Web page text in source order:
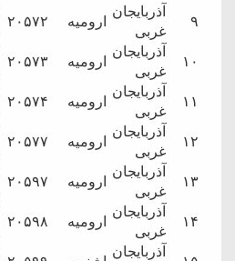
۹
آذربایجان
غربی
ارومیه ۲۰۵۷۲
۱۰
آذربایجان
غربی
ارومیه ۲۰۵۷۳
۱۱
آذربایجان
غربی
ارومیه ۲۰۵۷۴
۱۲
آذربایجان
غربی
ارومیه ۲۰۵۷۷
۱۳
آذربایجان
غربی
ارومیه ۲۰۵۹۷
۱۴
آذربایجان
غربی
ارومیه ۲۰۵۹۸
آذربایجان